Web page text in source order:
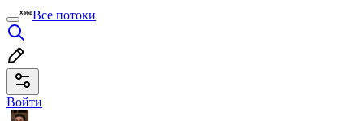
Все потоки
Войти